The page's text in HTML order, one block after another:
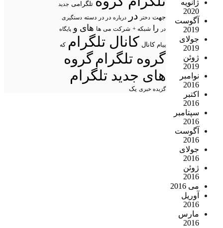
ژانویه
2020
آگوست
2019
جولای
2019
ژوئن
2019
نوامبر
2016
اکتبر
2016
سپتامبر
2016
آگوست
2016
جولای
2016
ژوئن
2016
می 2016
آوریل
2016
مارس
2016
تلگرامی جدید
جهت دختر در درباره در در دسته دستگیری
در
را شبکه + شرکت می ها های و پایگاه
پیام کانال کانال تلگرام که
گروه تلگرامگروه
های جدید تلگرام
گزیده خبری یک